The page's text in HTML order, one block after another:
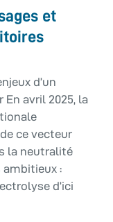
et
d’un
avril 2025, la
ce vecteur
la neutralité
ambitieux :
d’ici